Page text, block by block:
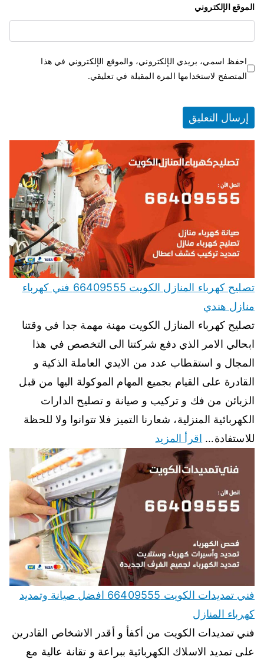
الموقع الإلكتروني
احفظ اسمي، بريدي الإلكتروني، والموقع الإلكتروني في هذا
المتصفح لاستخدامها المرة المقبلة في تعليقي.
تصليح كهرباء المنازل الكويت 66409555 فني كهرباء
منازل هندي
تصليح كهرباء المنازل الكويت مهنة مهمة جدا في وقتنا
ابحالي الامر الذي دفع شركتنا الى التخصص في هذا
المجال و استقطاب عدد من الايدي العاملة الذكية و
القادرة على القيام بجميع المهام الموكولة اليها من قبل
الزبائن من فك و تركيب و صيانة و تصليح الدارات
الكهربائية المنزلية، شعارنا التميز فلا تتوانوا ولا للحظة
للاستفادة… اقرأ المزيد
فني تمديدات الكويت 66409555 افضل صيانة وتمديد
كهرباء المنازل
فني تمديدات الكويت من أكفأ و أقدر الاشخاص القادرين
على تمديد الاسلاك الكهربائية ببراعة و تقانة عالية مع